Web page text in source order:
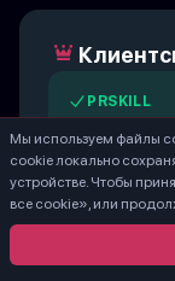
PRSKILL
В личном
операторов
Полное
Мы используем файлы
cookie локально
устройстве. Чтобы
все cookie», или